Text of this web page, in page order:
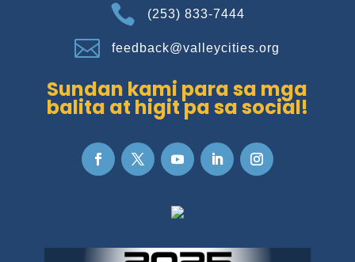
 (253) 833-7444
 feedback@valleycities.org
Sundan kami para sa mga
balita at higit pa sa social!